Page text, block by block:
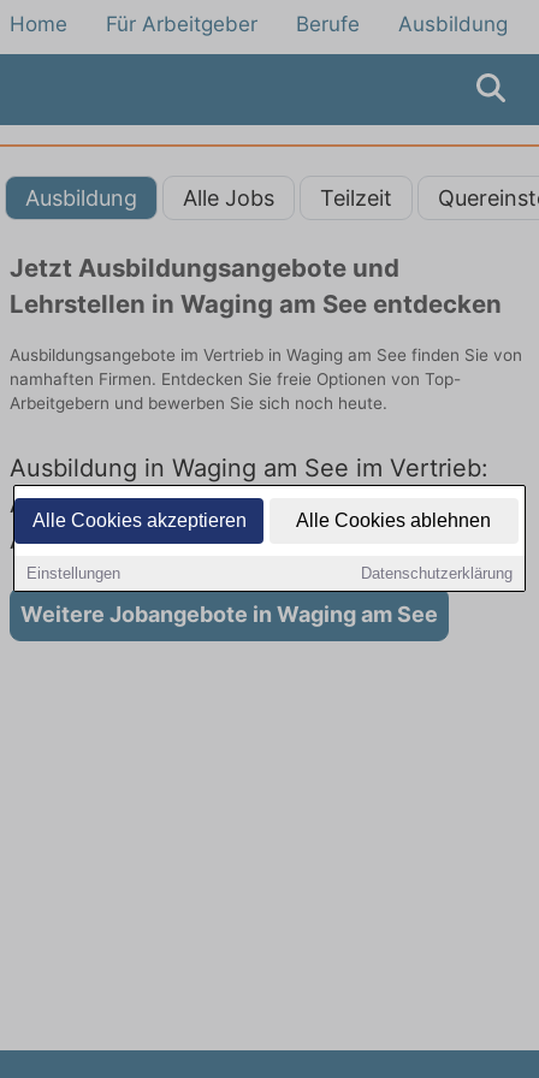
Alle Cookies akzeptieren Alle Cookies ablehnen
Einstellungen Datenschutzerklärung
Home Für Arbeitgeber Berufe Ausbildung
Ausbildung Alle Jobs Teilzeit
Jetzt Ausbildungsangebote und
Lehrstellen in Waging am See entdecken
Ausbildungsangebote im Vertrieb in Waging am See finden Sie von
namhaften Firmen. Entdecken Sie freie Optionen von Top-
Arbeitgebern und bewerben Sie sich noch heute.
Ausbildung in Waging am See im Vertrieb:
Aktuell gibt es keine Stellenangebote für
Ausbildung in Waging am See
Weitere Jobangebote in Waging am See